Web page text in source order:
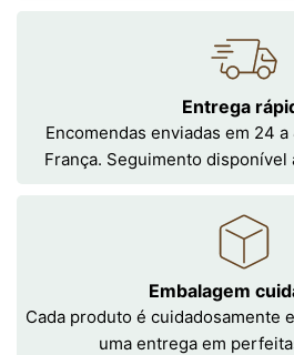
Entrega
Encomendas enviadas em 24
França. Seguimento
Embalagem
Cada produto é cuidadosamente
uma entrega em